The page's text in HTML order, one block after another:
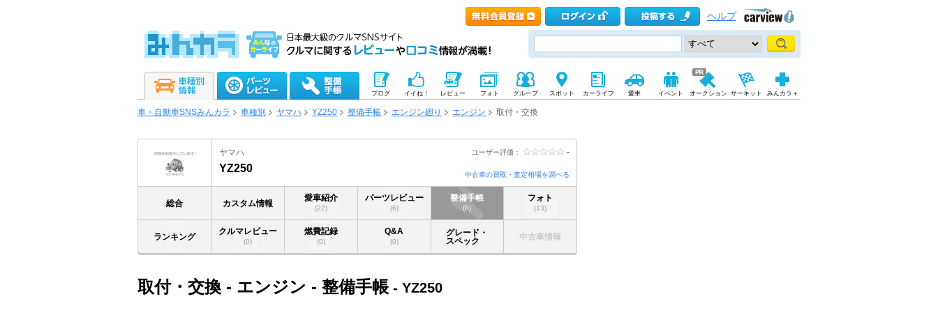
ヘルプ
ブログ イイね！ レビュー フォト グループ スポット カーライフ 愛車 イベント オークション サーキット みんカラ＋
車・自動車SNSみんカラ 車種別 ヤマハ YZ250 整備手帳 エンジン廻り エンジン 取付・交換
ユーザー評価： -
ヤマハ
YZ250
中古車の買取・査定相場を調べる
総合 カスタム情報
愛車紹介
(22)
パーツレビュー
(6)
整備手帳
(8)
フォト
(13)
ランキング
クルマレビュー
(0)
燃費記録
(0)
Q&A
(0)
グレード・
スペック
中古車情報
取付・交換 - エンジン - 整備手帳 - YZ250